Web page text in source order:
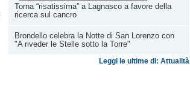
Torna “risatissima” a Lagnasco a favore della
ricerca sul cancro
Brondello celebra la Notte di San Lorenzo con
"A riveder le Stelle sotto la Torre"
Leggi le ultime di: Attualità